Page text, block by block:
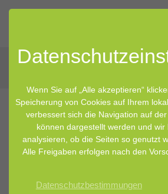
Wenn Sie auf „Alle akzeptieren“
Speicherung von Cookies auf Ihrem
verbessert sich die Navigation auf
können dargestellt werden und wir
analysieren, ob die Seiten so genutzt
Alle Freigaben erfolgen nach den
Datenschutzbestimmungen